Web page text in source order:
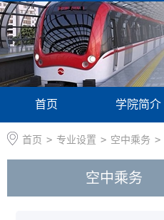
首页 学院简介
首页 > 专业设置 > 空中乘务 >
空中乘务